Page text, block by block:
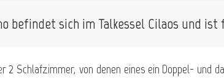
befindet sich im Talkessel Cilaos und
2 Schlafzimmer, von denen eines ein Doppel- und